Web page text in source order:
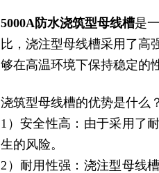
5000A防水浇筑型母线槽是
比，浇注型母线槽采用了高
够在高温环境下保持稳定的
浇筑型母线槽的优势是什么？
1）安全性高：由于采用了
生的风险。
2）耐用性强：浇注型母线